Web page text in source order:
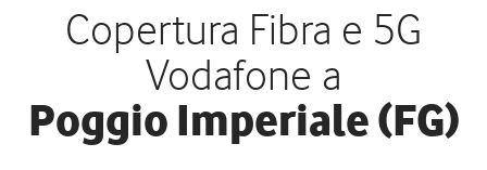
Copertura Fibra e 5G
Vodafone a
Poggio Imperiale (FG)